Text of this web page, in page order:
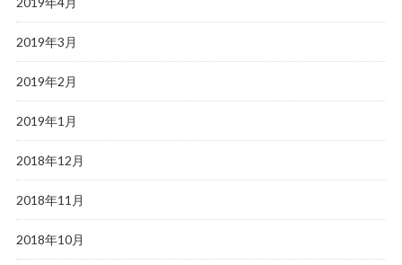
2019年3月
2019年2月
2019年1月
2018年12月
2018年11月
2018年10月